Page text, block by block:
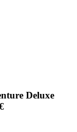
Deluxe